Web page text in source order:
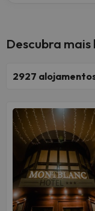
Descubra
2927